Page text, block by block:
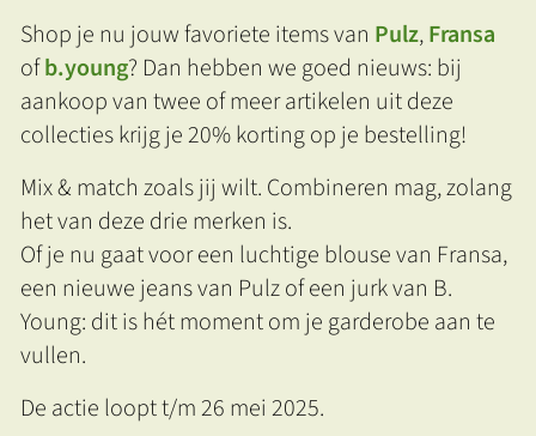
Shop je nu jouw favoriete items van Pulz,Fransa
ofb.young? Dan hebben we goed nieuws: bij
aankoop van twee of meer artikelen uit deze
collecties krijg je 20% korting op je bestelling!
Mix & match zoals jij wilt. Combineren mag, zolang
het van deze drie merken is.
Of je nu gaat voor een luchtige blouse van Fransa,
een nieuwe jeans van Pulz of een jurk van B.
Young: dit is hét moment om je garderobe aan te
vullen.
De actie loopt t/m 26 mei 2025.